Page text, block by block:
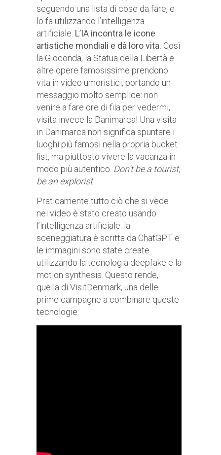
seguendo una lista di cose da fare, e
lo fa utilizzando l’intelligenza
artificiale. L’IA incontra le icone
artistiche mondiali e dà loro vita. Così
la Gioconda, la Statua della Libertà e
altre opere famosissime prendono
vita in video umoristici, portando un
messaggio molto semplice: non
venire a fare ore di fila per vedermi,
visita invece la Danimarca! Una visita
in Danimarca non significa spuntare i
luoghi più famosi nella propria bucket
list, ma piuttosto vivere la vacanza in
modo più autentico. Don’t be a tourist,
be an explorist.
Praticamente tutto ciò che si vede
nei video è stato creato usando
l’intelligenza artificiale: la
sceneggiatura è scritta da ChatGPT e
le immagini sono state create
utilizzando la tecnologia deepfake e la
motion synthesis. Questo rende,
quella di VisitDenmark, una delle
prime campagne a combinare queste
tecnologie.